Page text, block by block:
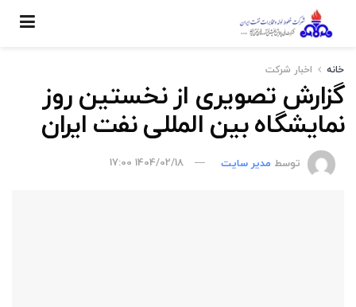
خانه اخبار شركت
گزارش تصویری از نخستین روز
نمایشگاه بین المللی نفت ایران
توسط مدیر سایت 1404/02/18 17:00